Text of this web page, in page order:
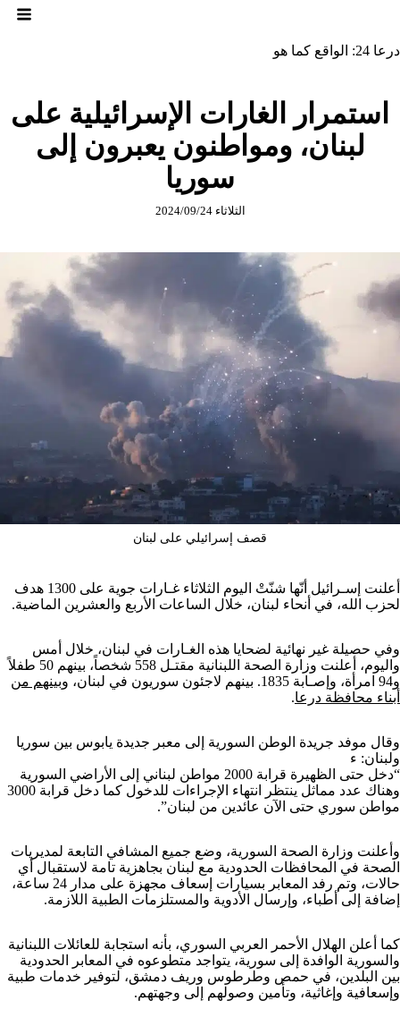
درعا 24: الواقع كما هو
استمرار الغارات الإسرائيلية على
لبنان، ومواطنون يعبرون إلى
سوريا
الثلاثاء 2024/09/24
قصف إسرائيلي على لبنان
أعلنت إسـرائيل أنّها شنّتْ اليوم الثلاثاء غـارات جوية على 1300 هدف
لحزب الله، في أنحاء لبنان، خلال الساعات الأربع والعشرين الماضية.
وفي حصيلة غير نهائية لضحايا هذه الغـارات في لبنان، خلال أمس
واليوم، أعلنت وزارة الصحة اللبنانية مقتـل 558 شخصاً، بينهم 50 طفلاً
و94 امرأة، وإصـابة 1835. بينهم لاجئون سوريون في لبنان، و
بينهم من
أبناء محافظة درعا.
وقال موفد جريدة الوطن السورية إلى معبر جديدة يابوس بين سوريا
ولبنان: ء
“دخل حتى الظهيرة قرابة 2000 مواطن لبناني إلى الأراضي السورية
وهناك عدد مماثل ينتظر انتهاء الإجراءات للدخول كما دخل قرابة 3000
مواطن سوري حتى الآن عائدين من لبنان”.
وأعلنت وزارة الصحة السورية، وضع جميع المشافي التابعة لمديريات
الصحة في المحافظات الحدودية مع لبنان بجاهزية تامة لاستقبال أي
حالات، وتم رفد المعابر بسيارات إسعاف مجهزة على مدار 24 ساعة،
إضافة إلى أطباء، وإرسال الأدوية والمستلزمات الطبية اللازمة.
كما أعلن الهلال الأحمر العربي السوري، بأنه استجابة للعائلات اللبنانية
والسورية الوافدة إلى سورية، يتواجد متطوعوه في المعابر الحدودية
بين البلدين، في حمص وطرطوس وريف دمشق، لتوفير خدمات طبية
وإسعافية وإغاثية، وتأمين وصولهم إلى وجهتهم.